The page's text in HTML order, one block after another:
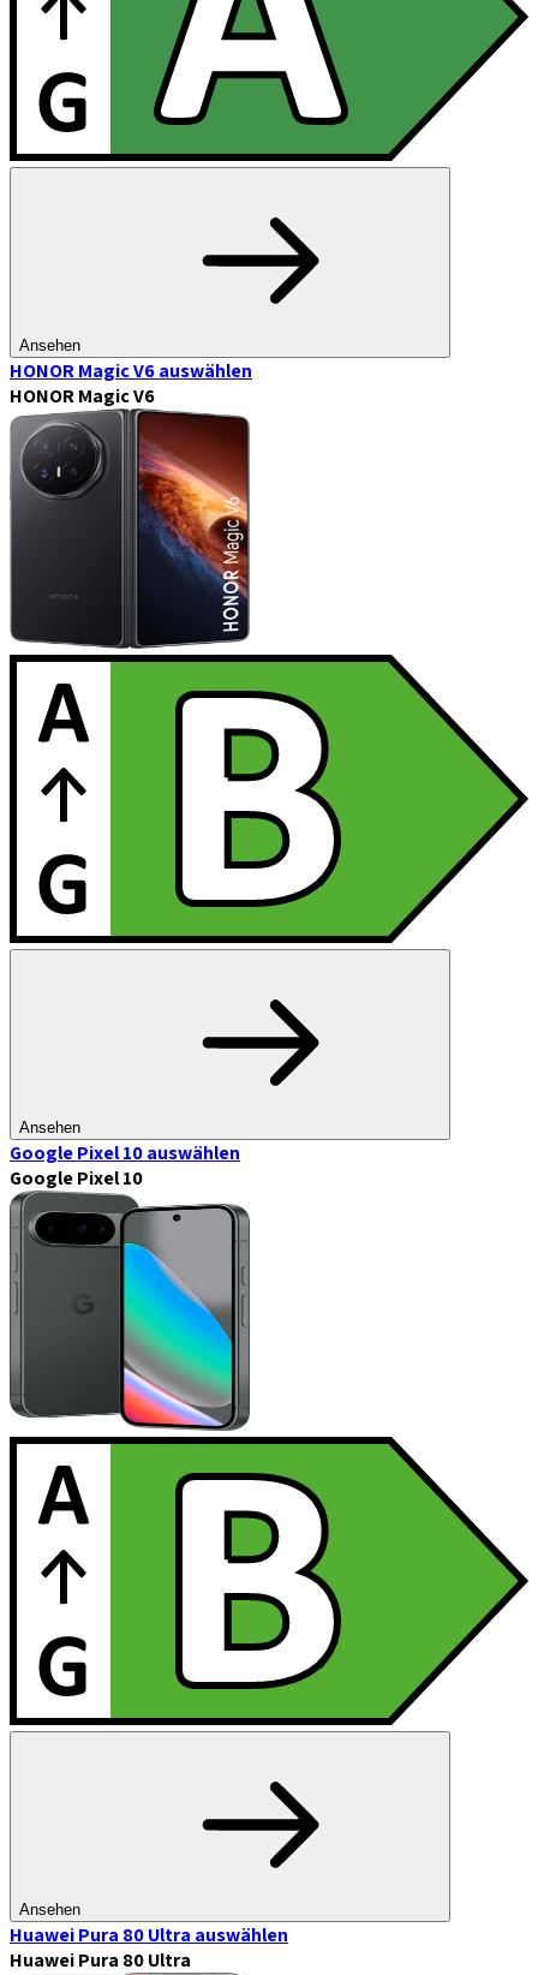
Ansehen
HONOR Magic V6auswählen
HONOR Magic V6
Ansehen
Google Pixel 10auswählen
Google Pixel 10
Ansehen
Huawei Pura 80 Ultra auswählen
Huawei Pura 80 Ultra